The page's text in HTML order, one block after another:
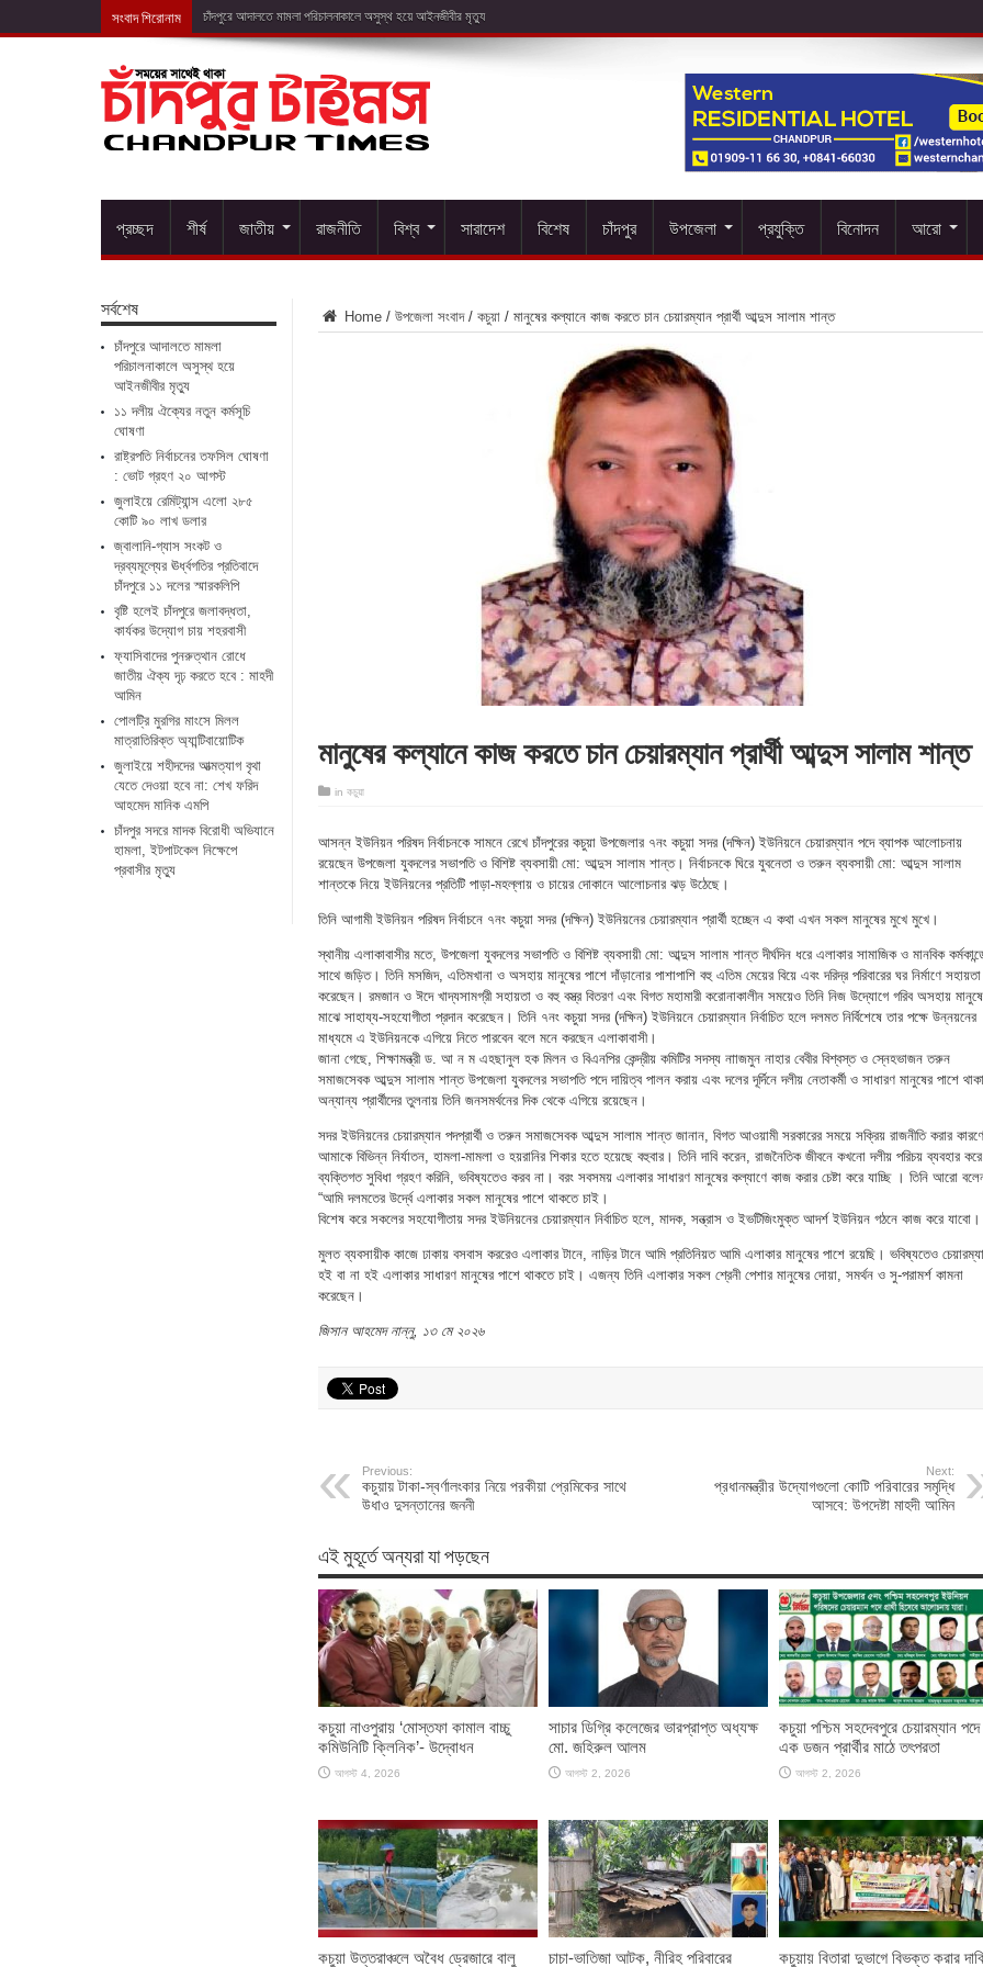
সংবাদ শিরোনাম ১১ দলীয় ঐক্য
প্রচ্ছদ শীর্ষ জাতীয় রাজনীতি বিশ্ব সারাদেশ বিশেষ চাঁদপুর উপজেলা প্রযুক্তি বিনোদন আরো
Home / উপজেলা সংবাদ / কচুয়া / মানুষের কল্যানে কাজ করতে চান চেয়ারম্যান প্রার্থী আব্দুস সালাম শান্ত
মানুষের কল্যানে কাজ করতে চান চেয়ারম্যান প্রার্থী আব্দুস সালাম শান্ত
in কচুয়া
আসন্ন ইউনিয়ন পরিষদ নির্বাচনকে সামনে রেখে চাঁদপুরের কচুয়া উপজেলার ৭নং কচুয়া সদর (দক্ষিন) ইউনিয়নে চেয়ারম্যান পদে ব্যাপক আলোচনায়
রয়েছেন উপজেলা যুবদলের সভাপতি ও বিশিষ্ট ব্যবসায়ী মো: আব্দুস সালাম শান্ত। নির্বাচনকে ঘিরে যুবনেতা ও তরুন ব্যবসায়ী মো: আব্দুস সালাম
শান্তকে নিয়ে ইউনিয়নের প্রতিটি পাড়া-মহল্লায় ও চায়ের দোকানে আলোচনার ঝড় উঠেছে।
তিনি আগামী ইউনিয়ন পরিষদ নির্বাচনে ৭নং কচুয়া সদর (দক্ষিন) ইউনিয়নের চেয়ারম্যান প্রার্থী হচ্ছেন এ কথা এখন সকল মানুষের মুখে মুখে।
স্থানীয় এলাকাবাসীর মতে, উপজেলা যুবদলের সভাপতি ও বিশিষ্ট ব্যবসায়ী মো: আব্দুস সালাম শান্ত দীর্ঘদিন ধরে এলাকার সামাজিক ও মানবিক
সাথে জড়িত। তিনি মসজিদ, এতিমখানা ও অসহায় মানুষের পাশে দাঁড়ানোর পাশাপাশি বহু এতিম মেয়ের বিয়ে এবং দরিদ্র পরিবারের ঘর নির্মাণে সহায়তা
করেছেন। রমজান ও ঈদে খাদ্যসামগ্রী সহায়তা ও বহু বস্ত্র বিতরণ এবং বিগত মহামারী করোনাকালীন সময়েও তিনি নিজ উদ্যোগে গরিব অসহায়
মাঝে সাহায্য-সহযোগীতা প্রদান করেছেন। তিনি ৭নং কচুয়া সদর (দক্ষিন) ইউনিয়নে চেয়ারম্যান নির্বাচিত হলে দলমত নির্বিশেষে তার পক্ষে উন্নয়নের
মাধ্যমে এ ইউনিয়নকে এগিয়ে নিতে পারবেন বলে মনে করছেন এলাকাবাসী।
জানা গেছে, শিক্ষামন্ত্রী ড. আ ন ম এহছানুল হক মিলন ও বিএনপির কেন্দ্রীয় কমিটির সদস্য নাাজমুন নাহার বেবীর বিশ্বস্ত ও স্নেহভাজন তরুন
সমাজসেবক আব্দুস সালাম শান্ত উপজেলা যুবদলের সভাপতি পদে দায়িত্ব পালন করায় এবং দলের দূর্দিনে দলীয় নেতাকর্মী ও সাধারণ মানুষের পাশে
অন্যান্য প্রার্থীদের তুলনায় তিনি জনসমর্থনের দিক থেকে এগিয়ে রয়েছেন।
সদর ইউনিয়নের চেয়ারম্যান পদপ্রার্থী ও তরুন সমাজসেবক আব্দুস সালাম শান্ত জানান, বিগত আওয়ামী সরকারের সময়ে সক্রিয় রাজনীতি করার কারণে
আমাকে বিভিন্ন নির্যাতন, হামলা-মামলা ও হয়রানির শিকার হতে হয়েছে বহুবার। তিনি দাবি করেন, রাজনৈতিক জীবনে কখনো দলীয় পরিচয় ব্যবহার করে
ব্যক্তিগত সুবিধা গ্রহণ করিনি, ভবিষ্যতেও করব না। বরং সবসময় এলাকার সাধারণ মানুষের কল্যাণে কাজ করার চেষ্টা করে যাচ্ছি । তিনি আরো
“আমি দলমতের উর্দ্বে এলাকার সকল মানুষের পাশে থাকতে চাই।
বিশেষ করে সকলের সহযোগীতায় সদর ইউনিয়নের চেয়ারম্যান নির্বাচিত হলে, মাদক, সন্ত্রাস ও ইভটিজিংমুক্ত আদর্শ ইউনিয়ন গঠনে কাজ করে যাবো।
মুলত ব্যবসায়ীক কাজে ঢাকায় বসবাস কররেও এলাকার টানে, নাড়ির টানে আমি প্রতিনিয়ত আমি এলাকার মানুষের পাশে রয়েছি। ভবিষ্যতেও
হই বা না হই এলাকার সাধারণ মানুষের পাশে থাকতে চাই। এজন্য তিনি এলাকার সকল শ্রেনী পেশার মানুষের দোয়া, সমর্থন ও সু-পরামর্শ কামনা
করেছেন।
জিসান আহমেদ নান্নু, ১৩ মে ২০২৬
Previous:
কচুয়ায় টাকা-স্বর্ণালংকার নিয়ে পরকীয়া প্রেমিকের সাথে
উধাও দুসন্তানের জননী
Next:
প্রধানমন্ত্রীর উদ্যোগগুলো কোটি পরিবারের সমৃদ্ধি
আসবে: উপদেষ্টা মাহদী আমিন
এই মুহূর্তে অন্যরা যা পড়ছেন
কচুয়া নাওপুরায় ‘মোস্তফা কামাল বাচ্চু
কমিউনিটি ক্লিনিক’- উদ্বোধন
আগস্ট 4, 2026
সাচার ডিগ্রি কলেজের ভারপ্রাপ্ত অধ্যক্ষ
মো. জহিরুল আলম
আগস্ট 2, 2026
কচুয়া পশ্চিম সহদেবপুরে চেয়ারম্যান পদে
এক ডজন প্রার্থীর মাঠে তৎপরতা
আগস্ট 2, 2026
কচুয়া উত্তরাঞ্চলে অবৈধ ড্রেজারে বালু চাচা-ভাতিজা আটক, নীরিহ পরিবারের কচুয়ায় বিতারা দুভাগে বিভক্ত করার
সর্বশেষ
চাঁদপুরে আদালতে মামলা
পরিচালনাকালে অসুস্থ হয়ে
আইনজীবীর মৃত্যু
১১ দলীয় ঐক্যের নতুন কর্মসূচি
ঘোষণা
রাষ্ট্রপতি নির্বাচনের তফসিল ঘোষণা
: ভোট গ্রহণ ২০ আগস্ট
জুলাইয়ে রেমিট্যান্স এলো ২৮৫
কোটি ৯০ লাখ ডলার
জ্বালানি-গ্যাস সংকট ও
দ্রব্যমূল্যের ঊর্ধ্বগতির প্রতিবাদে
চাঁদপুরে ১১ দলের স্মারকলিপি
বৃষ্টি হলেই চাঁদপুরে জলাবদ্ধতা,
কার্যকর উদ্যোগ চায় শহরবাসী
ফ্যাসিবাদের পুনরুত্থান রোধে
জাতীয় ঐক্য দৃঢ় করতে হবে : মাহদী
আমিন
পোলট্রি মুরগির মাংসে মিলল
মাত্রাতিরিক্ত অ্যান্টিবায়োটিক
জুলাইয়ে শহীদদের আত্মত্যাগ বৃথা
যেতে দেওয়া হবে না: শেখ ফরিদ
আহমেদ মানিক এমপি
চাঁদপুর সদরে মাদক বিরোধী অভিযানে
হামলা, ইটপাটকেল নিক্ষেপে
প্রবাসীর মৃত্যু